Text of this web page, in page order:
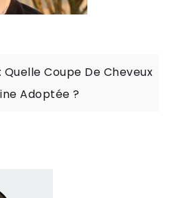
Quelle Coupe De Cheveux
Adoptée ?